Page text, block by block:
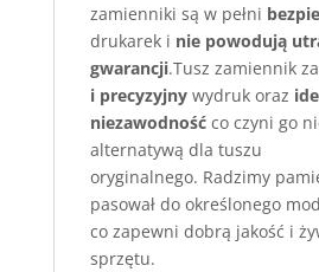
zamienniki są w pełni
drukarek i nie powodują
gwarancji.Tusz zamiennik
i precyzyjnywydruk oraz
niezawodnośćco czyni go
alternatywą dla tuszu
oryginalnego. Radzimy
pasował do określonego
co zapewni dobrą jakość i
sprzętu.